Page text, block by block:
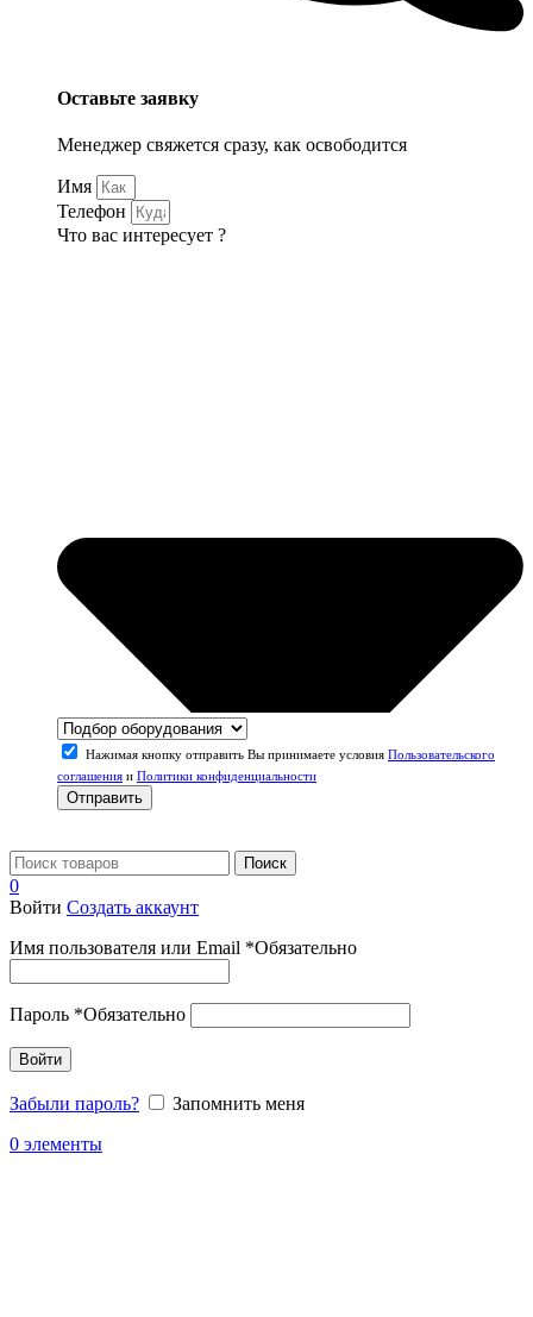
Оставьте заявку
Менеджер свяжется сразу, как освободится
Имя
Телефон
Что вас интересует ?
Нажимая кнопку отправить Вы принимаете условия Пользовательского
соглашения и Политики конфиденциальности
Отправить
Поиск
0
Войти Создать аккаунт
Имя пользователя или Email *Обязательно
Пароль *Обязательно
Войти
Забыли пароль?
Запомнить меня
0 элементы